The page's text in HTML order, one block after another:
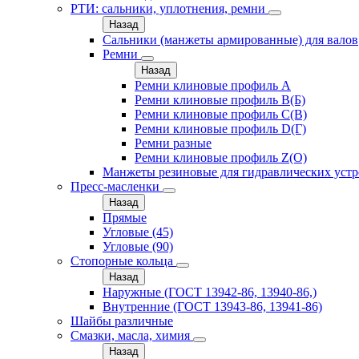
РТИ: сальники, уплотнения, ремни
Назад
Сальники (манжеты армированные) для валов
Ремни
Назад
Ремни клиновые профиль A
Ремни клиновые профиль B(Б)
Ремни клиновые профиль C(В)
Ремни клиновые профиль D(Г)
Ремни разные
Ремни клиновые профиль Z(О)
Манжеты резиновые для гидравлических
Пресс-масленки
Назад
Прямые
Угловые (45)
Угловые (90)
Стопорные кольца
Назад
Наружные (ГОСТ 13942-86, 13940-86,)
Внутренние (ГОСТ 13943-86, 13941-86)
Шайбы различные
Смазки, масла, химия
Назад